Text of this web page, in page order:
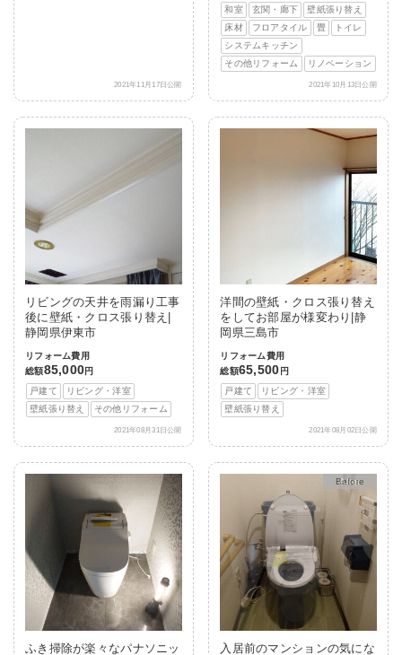
2021年11月17日公開
和室
玄関・廊下
壁紙張り替え
床材
フロアタイル 畳
トイレ
システムキッチン
その他リフォーム
リノベーション
2021年10月13日公開
リビングの天井を雨漏り工事
後に壁紙・クロス張り替え|
静岡県伊東市
リフォーム費用
総額85,000円
戸建て
リビング・洋室
壁紙張り替え
その他リフォーム
2021年08月31日公開
洋間の壁紙・クロス張り替え
をしてお部屋が様変わり|静
岡県三島市
リフォーム費用
総額65,500 円
戸建て
リビング・洋室
壁紙張り替え
2021年08月02日公開
ふき掃除が楽々なパナソニッ
After
入居前のマンションの気にな